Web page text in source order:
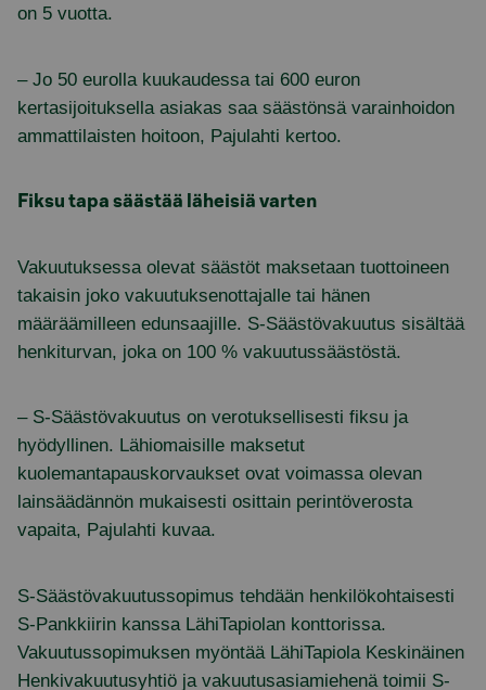
on 5 vuotta.
– Jo 50 eurolla kuukaudessa tai 600 euron
kertasijoituksella asiakas saa säästönsä varainhoidon
ammattilaisten hoitoon, Pajulahti kertoo.
Fiksu tapa säästää läheisiä varten
Vakuutuksessa olevat säästöt maksetaan tuottoineen
takaisin joko vakuutuksenottajalle tai hänen
määräämilleen edunsaajille. S-Säästövakuutus sisältää
henkiturvan, joka on 100 % vakuutussäästöstä.
– S-Säästövakuutus on verotuksellisesti fiksu ja
hyödyllinen. Lähiomaisille maksetut
kuolemantapauskorvaukset ovat voimassa olevan
lainsäädännön mukaisesti osittain perintöverosta
vapaita, Pajulahti kuvaa.
S-Säästövakuutussopimus tehdään henkilökohtaisesti
S-Pankkiirin kanssa LähiTapiolan konttorissa.
Vakuutussopimuksen myöntää LähiTapiola Keskinäinen
Henkivakuutusyhtiö ja vakuutusasiamiehenä toimii S-